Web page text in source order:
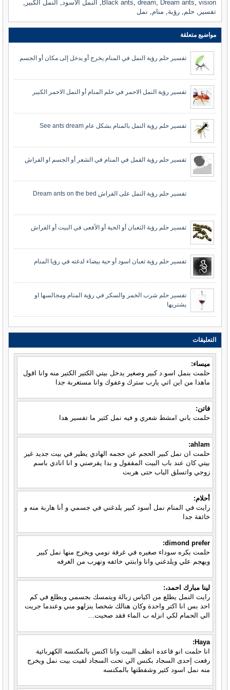
Black ants, dream, Dream ants, vision
, النمل الاسود, النمل الكبير ,
تفسير , حلم,رؤية, منام, نمل
مواضيع متعلقة
تفسير حلم رؤية النمل في المنام يخرج أو يدخل إلى مكان أو الجسم
تفسير رؤية النمل الاحمر في حلم المنام أو النمل الاحمر الكبير
تفسير حلم رؤية النمل بالمنام بشكل عام See ants dream
تفسير حلم رؤية القمل في المنام في الشعر أو الجسم او الفراش
تفسير حلم رؤية النمل على الفراش Dream ants on the bed
تفسير حلم رؤية الثعبان أو الحية أو الأفعى في البيت أو الفراش
تفسير حلم رؤية ثعبان اسود أو حية بيضاء لدغته في رؤيا المنام
تفسير حلم شرب الخمر والسكر في رؤية المنام ومجالسها او
يشتريها
التعليقات
ميساء:
حلمت بنمل اسو.د كبير وصغير يدخل بيتي الكتير الكتير منه وانا اقول
ماهدا من اين اتي يارب سترك وعفوك وانا مستغربة جدا
فاتن:
حلمت باني امشط شعري و فيه نمل كثير ما تفسير هدا
ahlam:
حلمت ان نمل كبير الحجم عن حجمه الهادي يطير في بيت جديد غير
بيتي كان عند باب البيت المقفول و بدا يقرصني و انا انادي باسم
زوجي واتسلق الباب حتى هربت
أحلام:
رايت في المنام نمل أسود كبير يلدغني في جسمي و أنا هاربة منه و
خائفة جدا
dimond prefer:
حلمت بكره سوداء صغيره في غرفة نومي ويخرج منها نمل كبير
ويهجم علي ويلدغني وانا وابنتي خائفه ونهرب من الغرفه
لينا مبارك احمد،:
رايت النمل يطلع من اكياس زبالة ويتمسك بجسمي ويطلع في كم
احد بس انا اكتر واحدة وكان هنالك شخصا ينزلهو مني وعندما جريت
الي الحمام لكي انزله ب الماء فقد صحيت…
Haya:
انا حلمت انو قاعده انظف البيت وانا اكنس بالمكنسه الكهربائية
رفعت إحدى السجاد بكنس الي تحت السجاد لقيت بيت نمل ويخرج
منه نمل اسود كثير وشفطتها بالمكنسه